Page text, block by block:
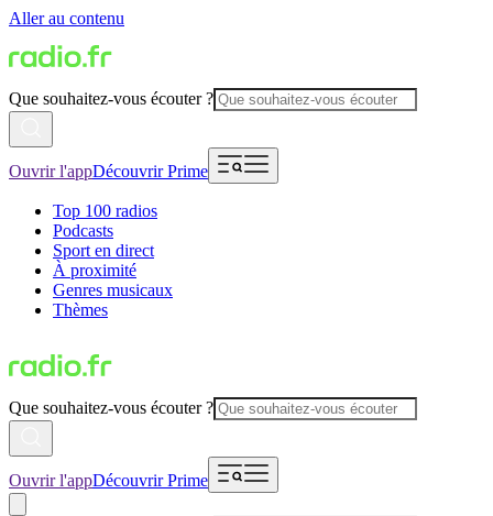
Aller au contenu
Que souhaitez-vous écouter ?
Ouvrir l'appDécouvrir Prime
Top 100 radios
Podcasts
Sport en direct
À proximité
Genres musicaux
Thèmes
Que souhaitez-vous écouter ?
Ouvrir l'appDécouvrir Prime